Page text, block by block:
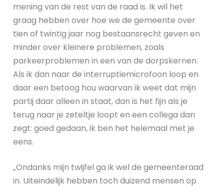
mening van de rest van de raad is. Ik wil het
graag hebben over hoe we de gemeente over
tien of twintig jaar nog bestaansrecht geven en
minder over kleinere problemen, zoals
parkeerproblemen in een van de dorpskernen.
Als ik dan naar de interruptiemicrofoon loop en
daar een betoog hou waarvan ik weet dat mijn
partij daar alleen in staat, dan is het fijn als je
terug naar je zeteltje loopt en een collega dan
zegt: goed gedaan, ik ben het helemaal met je
eens.
„Ondanks mijn twijfel ga ik wel de gemeenteraad
in. Uiteindelijk hebben toch duizend mensen op